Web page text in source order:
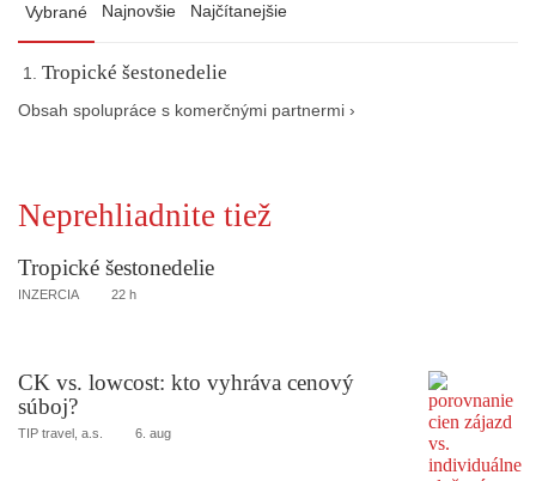
Vybrané Najnovšie Najčítanejšie
Tropické šestonedelie
Obsah spolupráce s komerčnými partnermi ›
Neprehliadnite tiež
Tropické šestonedelie
INZERCIA 22 h
CK vs. lowcost: kto vyhráva cenový
súboj?
TIP travel, a.s. 6. aug